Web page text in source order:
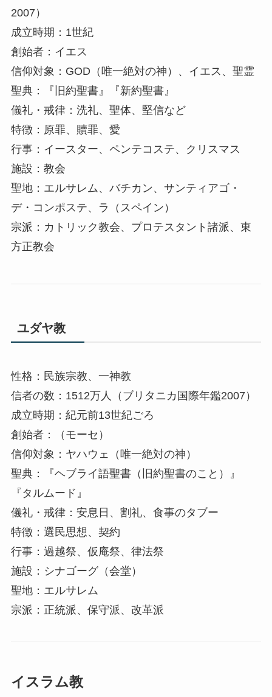
2007）
成立時期：1世紀
創始者：イエス
信仰対象：GOD（唯一絶対の神）、イエス、聖霊
聖典：『旧約聖書』『新約聖書』
儀礼・戒律：洗礼、聖体、堅信など
特徴：原罪、贖罪、愛
行事：イースター、ペンテコステ、クリスマス
施設：教会
聖地：エルサレム、バチカン、サンティアゴ・
デ・コンポステ、ラ（スペイン）
宗派：カトリック教会、プロテスタント諸派、東
方正教会
ユダヤ教
性格：民族宗教、一神教
信者の数：1512万人（ブリタニカ国際年鑑2007）
成立時期：紀元前13世紀ごろ
創始者：（モーセ）
信仰対象：ヤハウェ（唯一絶対の神）
聖典：『ヘブライ語聖書（旧約聖書のこと）』
『タルムード』
儀礼・戒律：安息日、割礼、食事のタブー
特徴：選民思想、契約
行事：過越祭、仮庵祭、律法祭
施設：シナゴーグ（会堂）
聖地：エルサレム
宗派：正統派、保守派、改革派
イスラム教